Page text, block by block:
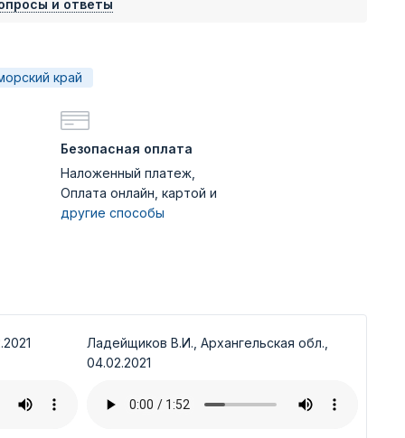
и ответы
край
Безопасная оплата
Наложенный платеж,
Оплата онлайн, картой и
другие способы
Ладейщиков В.И., Архангельская обл.,
04.02.2021